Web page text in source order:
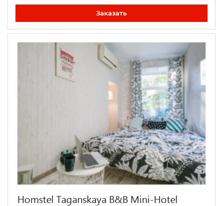
Заказать
Homstel Taganskaya B&B Mini-Hotel